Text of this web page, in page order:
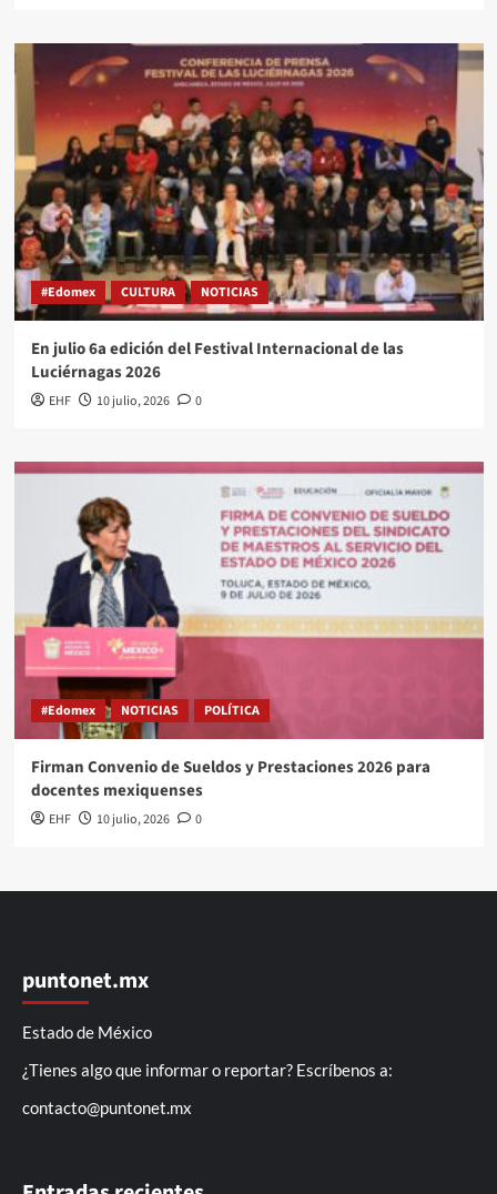
#Edomex CULTURA NOTICIAS
En julio 6a edición del Festival Internacional de las
Luciérnagas 2026
EHF 10 julio, 2026 0
#Edomex NOTICIAS POLÍTICA
Firman Convenio de Sueldos y Prestaciones 2026 para
docentes mexiquenses
EHF 10 julio, 2026 0
puntonet.mx
Estado de México
¿Tienes algo que informar o reportar? Escríbenos a:
contacto@puntonet.mx